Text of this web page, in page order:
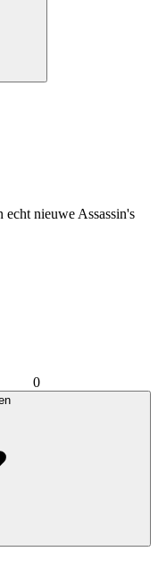
nieuwe Assassin's
0